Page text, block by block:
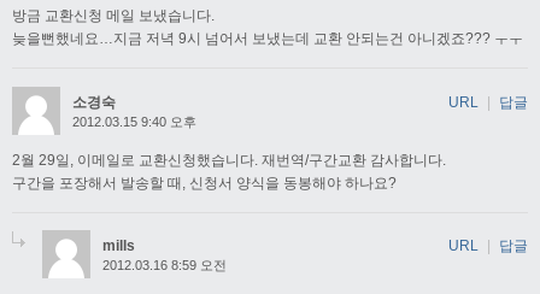
방금 교환신청 메일 보냈습니다.
늦을뻔했네요…지금 저녁 9시 넘어서 보냈는데 교환 안되는건 아니겠죠??? ㅜㅜ
소경숙
2012.03.15 9:40 오후
2월 29일, 이메일로 교환신청했습니다. 재번역/구간교환 감사합니다.
구간을 포장해서 발송할 때, 신청서 양식을 동봉해야 하나요?
URL | 답글
mills
2012.03.16 8:59 오전
URL 답글